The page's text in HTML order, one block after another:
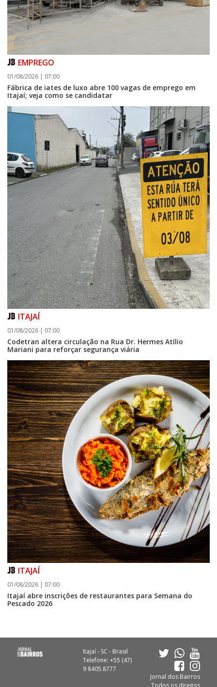
EMPREGO
01/08/2026 | 07:00
Fábrica de iates de luxo abre 100 vagas de emprego em
Itajaí; veja como se candidatar
ITAJAÍ
01/08/2026 | 07:00
Codetran altera circulação na Rua Dr. Hermes Atílio
Mariani para reforçar segurança viária
ITAJAÍ
01/08/2026 | 07:00
Itajaí abre inscrições de restaurantes para Semana do
Pescado 2026
Itajaí - SC - Brasil
Telefone: +55 (47)
9 8405.8777
Jornal dos Bairros
Todos os direitos